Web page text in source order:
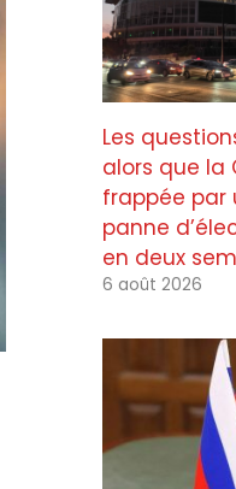
Les
alors que la
frappée par
panne
en deux
6 août 2026